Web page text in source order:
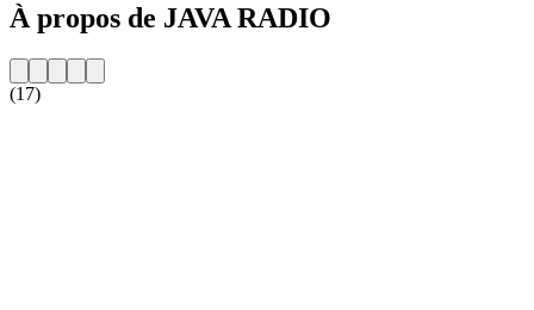
À propos de JAVA RADIO
(17)